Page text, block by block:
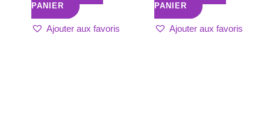
PANIER
Ajouter aux favoris
PANIER
Ajouter aux favoris